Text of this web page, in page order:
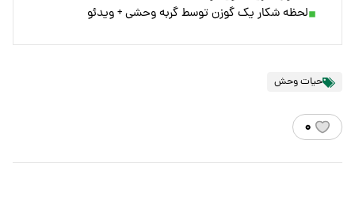
لحظه شکار یک گوزن توسط گربه وحشی + ویدئو
حیات وحش
۰